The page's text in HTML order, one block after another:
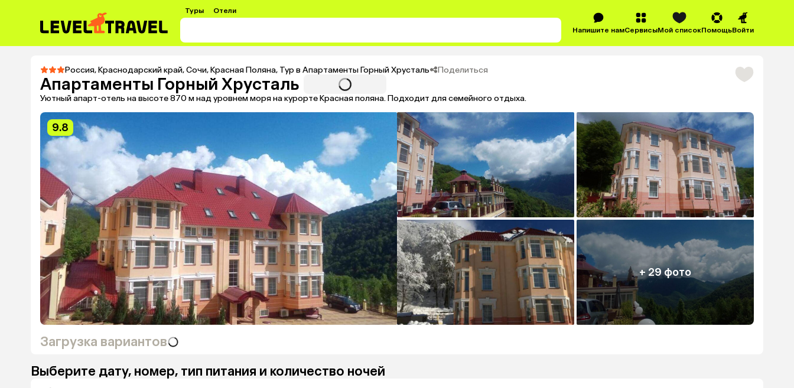
Туры Отели
Напишите намСервисыМой списокПомощьВойти
Россия,Краснодарский край,Сочи,Красная Поляна, Тур в Апартаменты Горный Хрусталь Поделиться
Апартаменты Горный Хрусталь
Уютный апарт-отель на высоте 870 м над уровнем моря на курорте Красная поляна. Подходит для семейного отдыха.
9.8
+ 29 фото
Загрузка вариантов
Выберите дату, номер, тип питания и количество ночей